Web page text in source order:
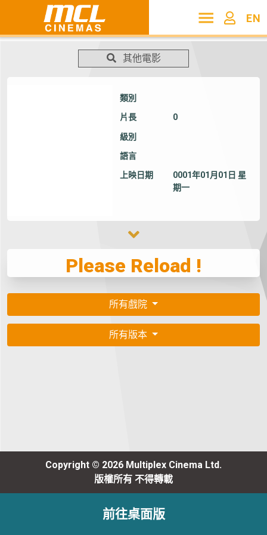
EN
其他電影
類別
片長 0
級別
語言
上映日期
0001年01月01日 星
期一
Please Reload !
所有戲院
所有版本
Copyright © 2026 Multiplex Cinema Ltd.
版權所有 不得轉載
前往桌面版